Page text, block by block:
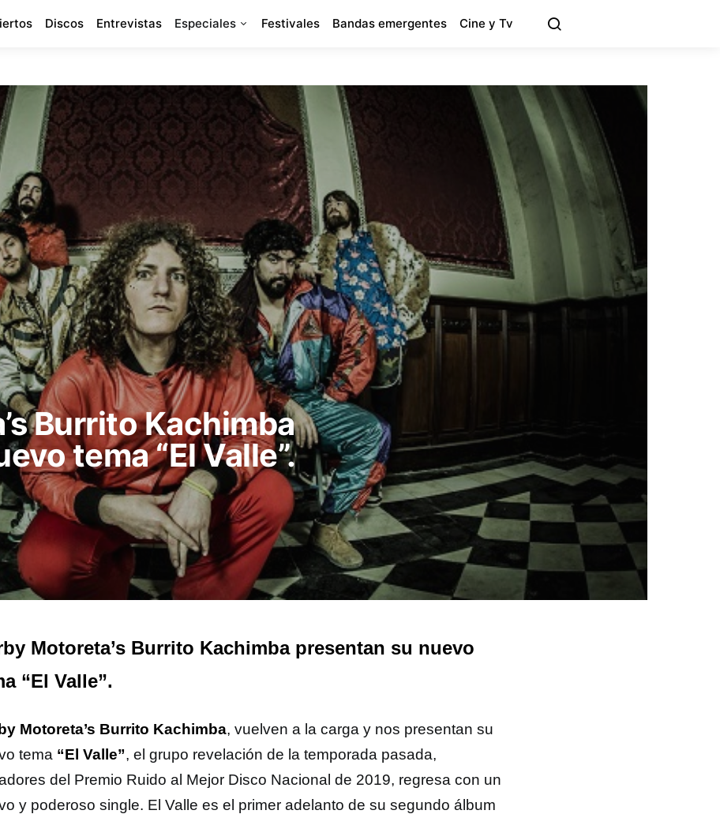
Discos Entrevistas Especiales Festivales Bandas emergentes Cine y Tv
Burrito Kachimba
tema “El Valle”.
Motoreta’s Burrito Kachimba presentan su nuevo
“El Valle”.
Motoreta’s Burrito Kachimba, vuelven a la carga y nos presentan su
tema “El Valle”, el grupo revelación de la temporada pasada,
del Premio Ruido al Mejor Disco Nacional de 2019, regresa con un
y poderoso single. El Valle es el primer adelanto de su segundo álbum